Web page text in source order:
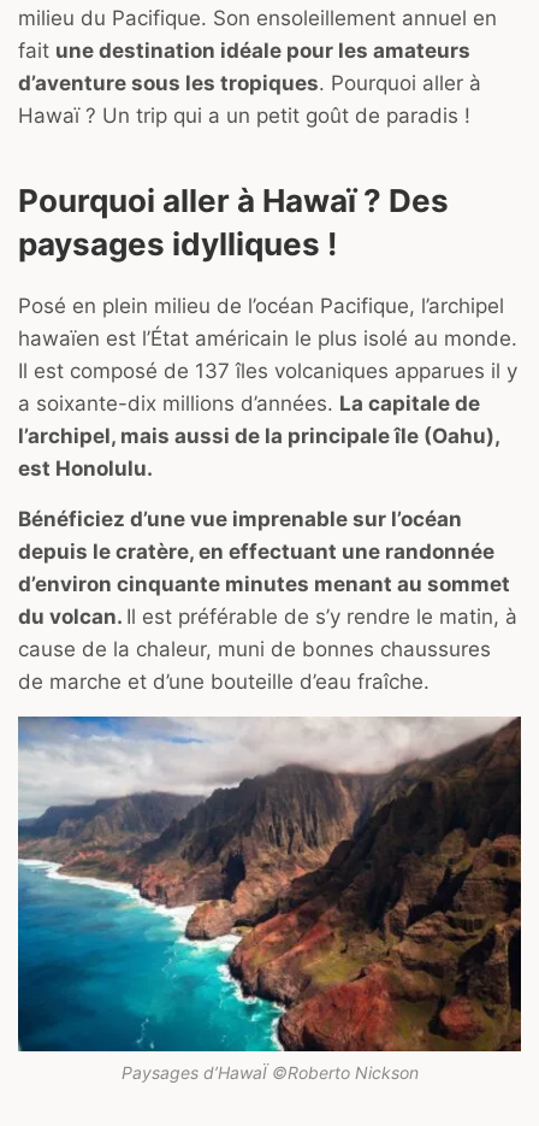
milieu du Pacifique. Son ensoleillement annuel en
fait une destination idéale pour les amateurs
d’aventure sous les tropiques. Pourquoi aller à
Hawaï ? Un trip qui a un petit goût de paradis !
Pourquoi aller à Hawaï ? Des
paysages idylliques !
Posé en plein milieu de l’océan Pacifique, l’archipel
hawaïen est l’État américain le plus isolé au monde.
Il est composé de 137 îles volcaniques apparues il y
a soixante-dix millions d’années. La capitale de
l’archipel, mais aussi de la principale île (Oahu),
est Honolulu.
Bénéficiez d’une vue imprenable sur l’océan
depuis le cratère, en effectuant une randonnée
d’environ cinquante minutes menant au sommet
du volcan. Il est préférable de s’y rendre le matin, à
cause de la chaleur, muni de bonnes chaussures
de marche et d’une bouteille d’eau fraîche.
Paysages d’HawaÏ ©Roberto Nickson